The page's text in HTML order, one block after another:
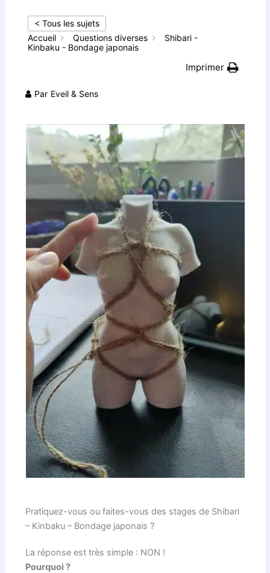
< Tous les sujets
Accueil
Questions diverses
Shibari -
Kinbaku - Bondage japonais
Imprimer
Par Eveil & Sens
Pratiquez-vous ou faites-vous des stages de Shibari
– Kinbaku – Bondage japonais ?
La réponse est très simple : NON !
Pourquoi ?